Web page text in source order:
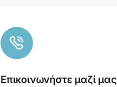
Eπικοινωνήστε μαζί μας